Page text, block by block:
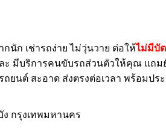
นัก เช่ารถง่าย ไม่วุ่นวาย ต่อให้ไม่มีบั
ละ มีบริการคนขับรถส่วนตัวให้คุณ แถม
ยนต์ สะอาด ส่งตรงต่อเวลา พร้อมป
ง กรุงเทพมหานคร